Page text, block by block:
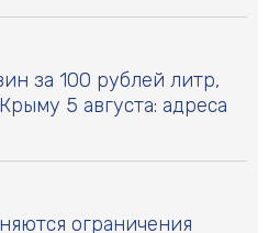
за 100 рублей литр,
5 августа: адреса
ограничения